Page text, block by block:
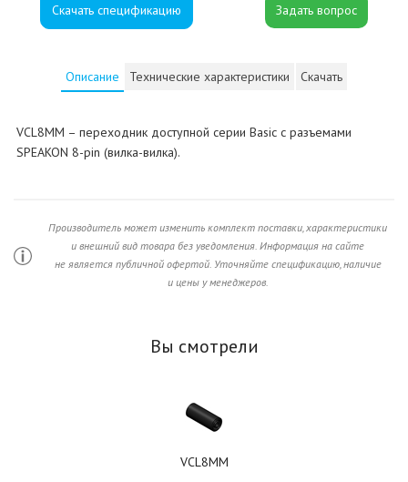
Скачать спецификацию
Описание Технические характеристики Скачать
VCL8MM – переходник доступной серии Basic с разъемами
SPEAKON 8-pin (вилка-вилка).
Производитель может изменить комплект поставки, характеристики
и внешний вид товара без уведомления. Информация на сайте
не является публичной офертой. Уточняйте спецификацию, наличие
и цены у менеджеров.
Вы смотрели
VCL8MM